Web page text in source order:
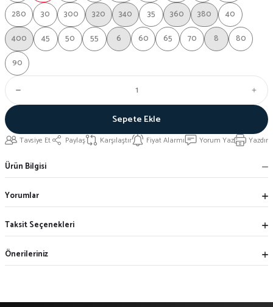
280
30 300 320 340 35 360 380
40
400
45 50 55 6 60 65 70 8
80
90
Sepete Ekle
Tavsiye Et Paylaş Karşılaştır Fiyat Alarmı Yorum Yaz Yazdır
Ürün Bilgisi
Yorumlar
Taksit Seçenekleri
Önerileriniz